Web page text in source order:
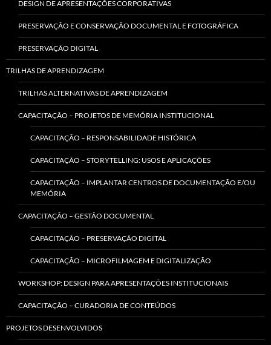
DESIGN DE APRESENTAÇÕES CORPORATIVAS
PRESERVAÇÃO E CONSERVAÇÃO DOCUMENTAL E FOTOGRÁFICA
PRESERVAÇÃO DIGITAL
TRILHAS DE APRENDIZAGEM
TRILHAS ALTERNATIVAS DE APRENDIZAGEM
CAPACITAÇÃO – PROJETOS DE MEMÓRIA INSTITUCIONAL
CAPACITAÇÃO – RESPONSABILIDADE HISTÓRICA
CAPACITAÇÃO – STORYTELLING: USOS E APLICAÇÕES
CAPACITAÇÃO – IMPLANTAR CENTROS DE DOCUMENTAÇÃO E/OU
MEMÓRIA
CAPACITAÇÃO – GESTÃO DOCUMENTAL
CAPACITAÇÃO – PRESERVAÇÃO DIGITAL
CAPACITAÇÃO – MICROFILMAGEM E DIGITALIZAÇÃO
WORKSHOP: DESIGN PARA APRESENTAÇÕES INSTITUCIONAIS
CAPACITAÇÃO – CURADORIA DE CONTEÚDOS
PROJETOS DESENVOLVIDOS